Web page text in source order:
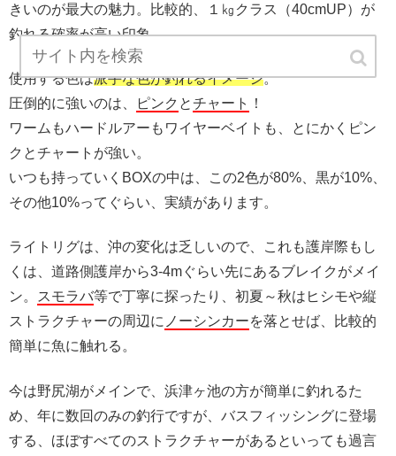
きいのが最大の魅力。比較的、１㎏クラス（40cmUP）が
釣れる確率が高い印象。
使用する色は派手な色が釣れるイメージ。
圧倒的に強いのは、
ピンク とチャート
！
ワームもハードルアーもワイヤーベイトも、とにかくピン
クとチャートが強い。
いつも持っていくBOXの中は、この2色が80%、黒が10%、
その他10%ってぐらい、実績があります。
ライトリグは、沖の変化は乏しいので、これも護岸際もし
くは、道路側護岸から3-4mぐらい先にあるブレイクがメイ
ン。 スモラバ等で丁寧に探ったり、初夏～秋はヒシモや縦
ストラクチャーの周辺に ノーシンカーを落とせば、比較的
簡単に魚に触れる。
今は野尻湖がメインで、浜津ヶ池の方が簡単に釣れるた
め、年に数回のみの釣行ですが、バスフィッシングに登場
する、ほぼすべてのストラクチャーがあるといっても過言